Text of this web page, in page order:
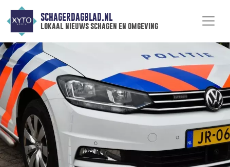
SCHAGERDAGBLAD.NL
lokaal nieuws schagen en omgeving